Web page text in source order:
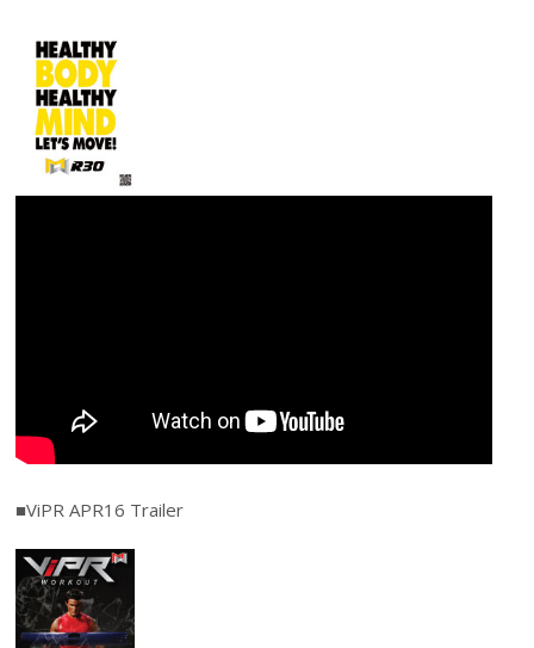
■ViPR APR16 Trailer